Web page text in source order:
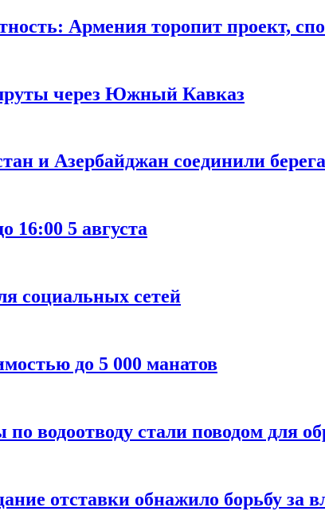
Армения торопит проект,
через Южный Кавказ
и Азербайджан соединили
16:00 5 августа
социальных сетей
до 5 000 манатов
водоотводу стали поводом для
отставки обнажило борьбу за